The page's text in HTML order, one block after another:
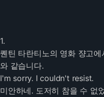
1.
퀜틴 타란티노의 영화 쟝고
와 같습니다.
I'm sorry. I couldn't resist.
미안하네. 도저히 참을 수 없